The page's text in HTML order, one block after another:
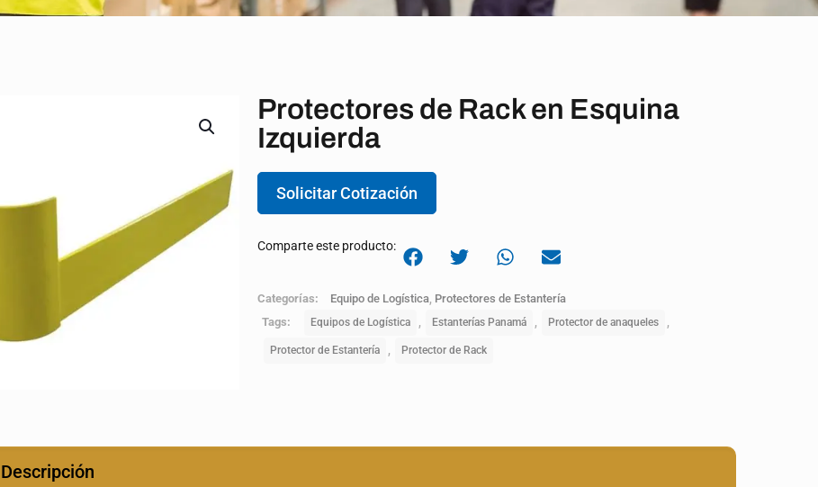
Protectores de Rack en Esquina
Izquierda
Solicitar Cotización
Comparte este producto:
Categorías: Equipo de Logística, Protectores de Estantería
Tags:
Equipos de Logística , Estanterías Panamá , Protector de anaqueles ,
Protector de Estantería , Protector de Rack
Descripción